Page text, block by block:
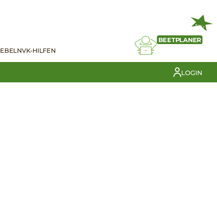
VK-HILFEN
NEU
BEETPLANER
LOGIN